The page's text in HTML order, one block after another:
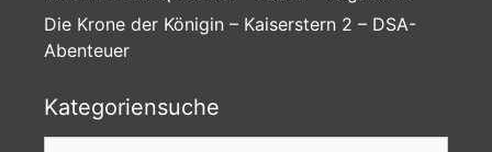
Die Krone der Königin – Kaiserstern 2 – DSA-
Abenteuer
Kategoriensuche